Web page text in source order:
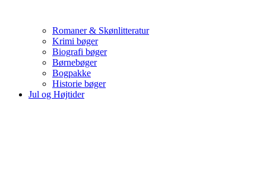
Romaner & Skønlitteratur
Krimi bøger
Biografi bøger
Børnebøger
Bogpakke
Historie bøger
Jul og Højtider